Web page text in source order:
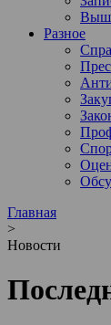
Разное
Главная
>
Новости